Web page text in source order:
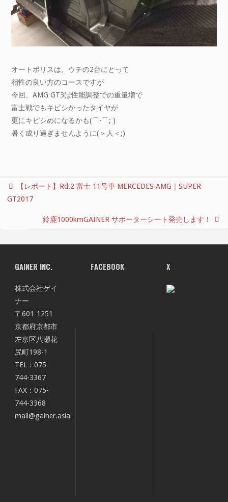
オートポリスは、ウチの2台にとって
相性の良い方のコースですが
今回、AMG GT3は性能調整での重量増で
富士戦でもキビシかったタイヤが
更にキビシめになるかも(⌒-⌒; )
暑く成り過ぎませんように(＞人＜;)
【レポート】Rd.2 富士 11号車 MERCEDES AMG｜SUPER
GT2017
鈴鹿1000kmGAINER サポーターシート発売します！
GAINER INC.
株式会社ゲイ
ナー
〒601-1251
京都府京都市
左京区八瀬花
尻町198-1
TEL：075-
744-3367
FAX：075-
744-3368
mail@gainer.asia
FACEBOOK X